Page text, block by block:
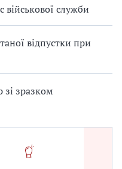
військової служби
відпустки при
зі зразком